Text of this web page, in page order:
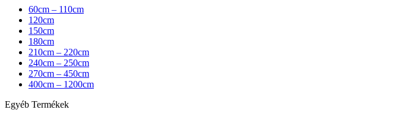
60cm – 110cm
120cm
150cm
180cm
210cm – 220cm
240cm – 250cm
270cm – 450cm
400cm – 1200cm
Egyéb Termékek